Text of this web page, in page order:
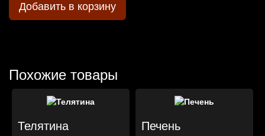
Добавить в корзину
Похожие товары
Телятина Печень